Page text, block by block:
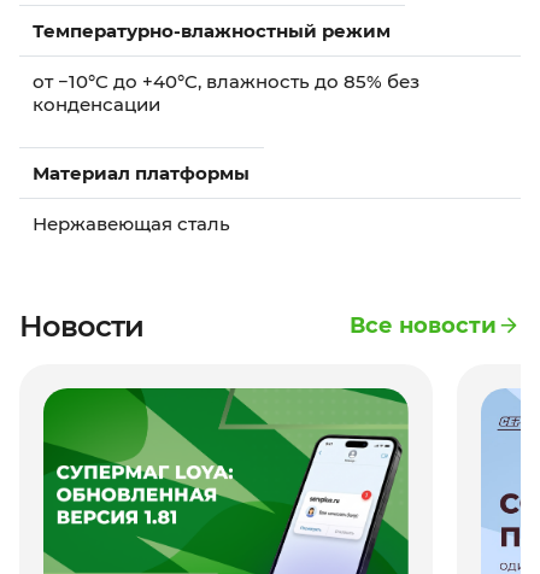
Температурно-влажностный режим
от −10°C до +40°C, влажность до 85% без
конденсации
Материал платформы
Нержавеющая сталь
Новости Все новости